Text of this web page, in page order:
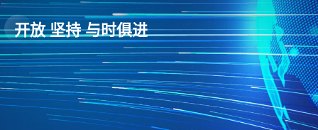
开放 坚持 与时俱进